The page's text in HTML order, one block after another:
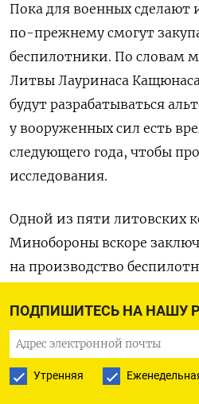
ПОДПИШИТЕСЬ НА НАШУ
Утренняя
Пока для военных
по-прежнему смогут
беспилотники. По словам
Литвы Лауринаса
будут разрабатываться
у вооруженных сил есть
следующего года, чтобы
исследования.
Одной из пяти литовских
Минобороны вскоре
на производство
Витенис Бузас сообщил,
отвечает новому
соответствует стандартам